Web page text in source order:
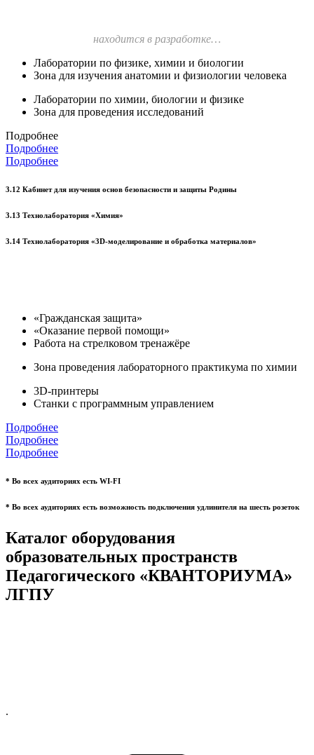
находится в разработке…
Лаборатории по физике, химии и биологии
Зона для изучения анатомии и физиологии человека
Лаборатории по химии, биологии и физике
Зона для проведения исследований
Подробнее
Подробнее
Подробнее
3.12 Кабинет для изучения основ безопасности и защиты Родины
3.13 Технолаборатория «Химия»
3.14 Технолаборатория «3D-моделирование и обработка материалов»
«Гражданская защита»
«Оказание первой помощи»
Работа на стрелковом тренажёре
Зона проведения лабораторного практикума по химии
3D-принтеры
Станки с программным управлением
Подробнее
Подробнее
Подробнее
* Во всех аудиториях есть WI-FI
* Во всех аудиториях есть возможность подключения удлинителя на шесть розеток
Каталог оборудования
образовательных пространств
Педагогического «КВАНТОРИУМА»
ЛГПУ
.